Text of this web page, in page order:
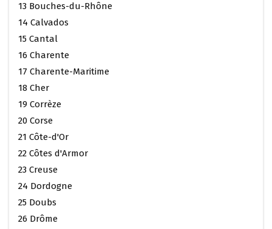
13 Bouches-du-Rhône
14 Calvados
15 Cantal
16 Charente
17 Charente-Maritime
18 Cher
19 Corrèze
20 Corse
21 Côte-d'Or
22 Côtes d'Armor
23 Creuse
24 Dordogne
25 Doubs
26 Drôme